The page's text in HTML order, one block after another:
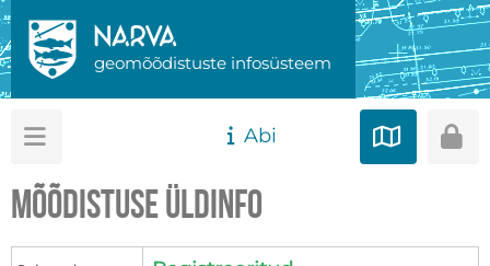
geomõõdistuste infosüsteem
Abi
Mõõdistuse üldinfo